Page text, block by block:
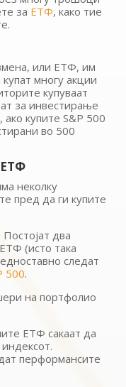
за ЕТФ, како тие
или ЕТФ, им
многу акции
купуваат
за инвестирање
купите S&P 500
во 500
неколку
пред да ги купите
два
(исто така
следат
500.
на портфолио
ЕТФ сакаат да
перформансите